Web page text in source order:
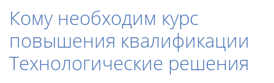
Кому необходим курс
повышения квалификации
Технологические решения